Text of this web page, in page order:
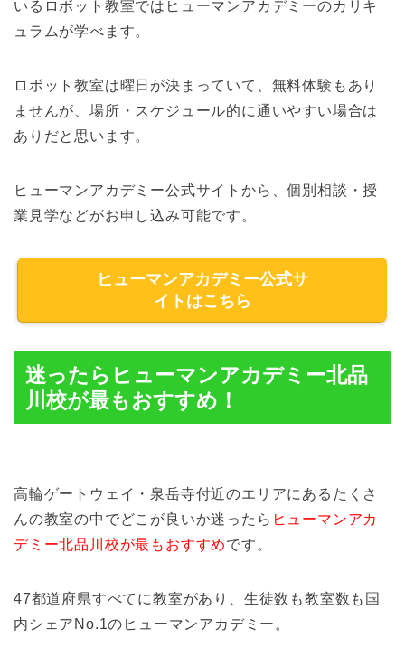
いるロボット教室ではヒューマンアカデミーのカリキ
ュラムが学べます。
ロボット教室は曜日が決まっていて、無料体験もあり
ませんが、場所・スケジュール的に通いやすい場合は
ありだと思います。
ヒューマンアカデミー公式サイトから、個別相談・授
業見学などがお申し込み可能です。
ヒューマンアカデミー公式サ
イトはこちら
迷ったらヒューマンアカデミー北品
川校が最もおすすめ！
高輪ゲートウェイ・泉岳寺付近のエリアにあるたくさ
んの教室の中でどこが良いか迷ったら ヒューマンアカ
デミー北品川校が最もおすすめです。
47都道府県すべてに教室があり、生徒数も教室数も国
内シェアNo.1のヒューマンアカデミー。